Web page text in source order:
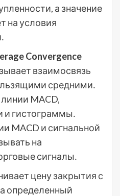
а значение
на условия
Convergence
взаимосвязь
средними․
MACD,
и гистограммы․
MACD и сигнальной
на
сигналы․
цену закрытия с
определенный